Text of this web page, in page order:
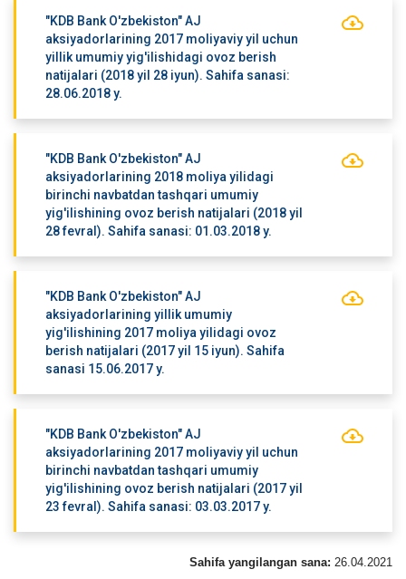
"KDB Bank O'zbekiston" AJ
aksiyadorlarining 2017 moliyaviy yil uchun
yillik umumiy yig'ilishidagi ovoz berish
natijalari (2018 yil 28 iyun). Sahifa sanasi:
28.06.2018 y.
"KDB Bank O'zbekiston" AJ
aksiyadorlarining 2018 moliya yilidagi
birinchi navbatdan tashqari umumiy
yig'ilishining ovoz berish natijalari (2018 yil
28 fevral). Sahifa sanasi: 01.03.2018 y.
"KDB Bank O'zbekiston" AJ
aksiyadorlarining yillik umumiy
yig'ilishining 2017 moliya yilidagi ovoz
berish natijalari (2017 yil 15 iyun). Sahifa
sanasi 15.06.2017 y.
"KDB Bank O'zbekiston" AJ
aksiyadorlarining 2017 moliyaviy yil uchun
birinchi navbatdan tashqari umumiy
yig'ilishining ovoz berish natijalari (2017 yil
23 fevral). Sahifa sanasi: 03.03.2017 y.
Sahifa yangilangan sana: 26.04.2021